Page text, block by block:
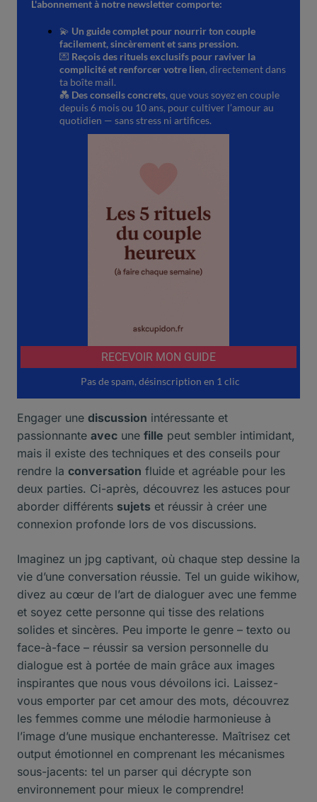
Engager une discussion intéressante et
passionnante avec une fille peut sembler intimidant,
mais il existe des techniques et des conseils pour
rendre la conversation fluide et agréable pour les
deux parties. Ci-après, découvrez les astuces pour
aborder différents sujets et réussir à créer une
connexion profonde lors de vos discussions.
Imaginez un jpg captivant, où chaque step dessine la
vie d’une conversation réussie. Tel un guide wikihow,
divez au cœur de l’art de dialoguer avec une femme
et soyez cette personne qui tisse des relations
solides et sincères. Peu importe le genre – texto ou
face-à-face – réussir sa version personnelle du
dialogue est à portée de main grâce aux images
inspirantes que nous vous dévoilons ici. Laissez-
vous emporter par cet amour des mots, découvrez
les femmes comme une mélodie harmonieuse à
l’image d’une musique enchanteresse. Maîtrisez cet
output émotionnel en comprenant les mécanismes
sous-jacents: tel un parser qui décrypte son
environnement pour mieux le comprendre!